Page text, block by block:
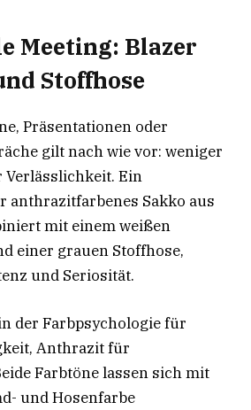
Meeting: Blazer
Stoffhose
Präsentationen oder
gilt nach wie vor: weniger
Ein
anthrazitfarbenes Sakko aus
mit einem weißen
einer grauen Stoffhose,
und Seriosität.
der Farbpsychologie für
Anthrazit für
Farbtöne lassen sich mit
und Hosenfarbe